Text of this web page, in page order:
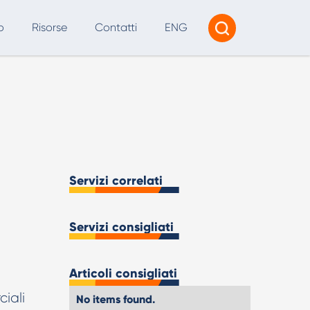
Risorse Contatti ENG
Servizi correlati
Servizi consigliati
Articoli consigliati
No items found.